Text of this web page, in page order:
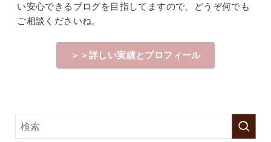
い安心できるブログを目指してますので、どうぞ何でも
ご相談くださいね。
＞＞詳しい実績とプロフィール